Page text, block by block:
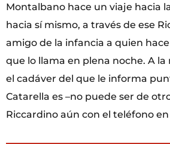
Montalbano hace un viaje hacia
hacia sí mismo, a través de ese
amigo de la infancia a quien
que lo llama en plena noche. A
el cadáver del que le informa
Catarella es –no puede ser de
Riccardino aún con el teléfono